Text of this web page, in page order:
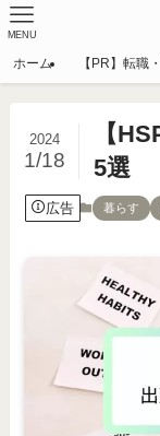
MENU
ホーム 【PR】転職
【
5選
2024
1/18
広告 暮らす